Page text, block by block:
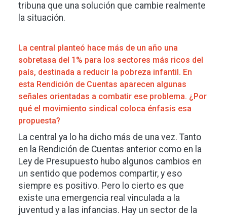
tribuna que una solución que cambie realmente
la situación.
La central planteó hace más de un año una
sobretasa del 1% para los sectores más ricos del
país, destinada a reducir la pobreza infantil. En
esta Rendición de Cuentas aparecen algunas
señales orientadas a combatir ese problema. ¿Por
qué el movimiento sindical coloca énfasis esa
propuesta?
La central ya lo ha dicho más de una vez. Tanto
en la Rendición de Cuentas anterior como en la
Ley de Presupuesto hubo algunos cambios en
un sentido que podemos compartir, y eso
siempre es positivo. Pero lo cierto es que
existe una emergencia real vinculada a la
juventud y a las infancias. Hay un sector de la